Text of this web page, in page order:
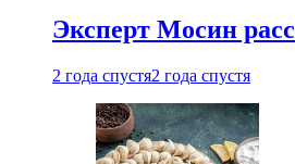
Эксперт Мосин
2 года спустя2 года спустя